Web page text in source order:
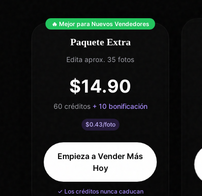
🔥 Mejor para Nuevos Vendedores
Paquete Extra
Edita aprox. 35 fotos
$14.90
60 créditos + 10 bonificación
$0.43/foto
Empieza a Vender Más
Hoy
✓ Los créditos nunca caducan